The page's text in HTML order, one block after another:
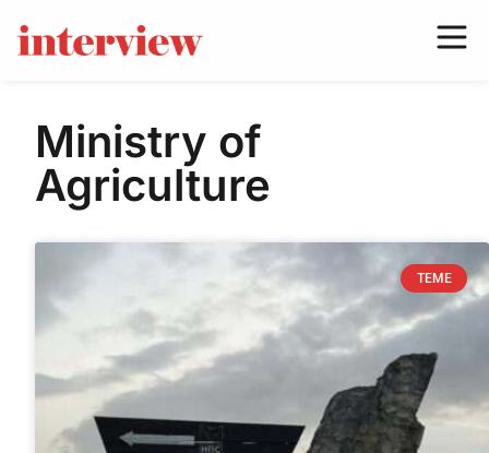
Ministry of
Agriculture
TEME